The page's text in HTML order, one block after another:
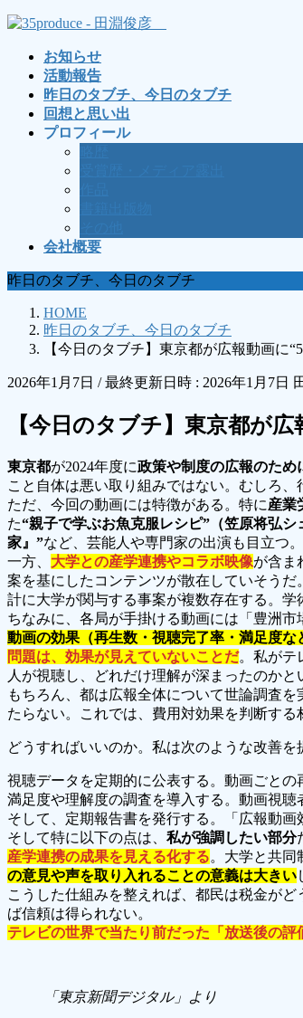
コ
ナ
お知らせ
活動報告
昨日のタブチ、今日のタブチ
回想と思い出
プロフィール
会社概要
昨日のタブチ、今日のタブチ
HOME
昨日のタブチ、今日のタブチ
【今日のタブチ】東京都が広報動画
2026年1月7日 / 最終更新日時 : 2026年1月7日
【今日のタブチ】東京都が
東京都が2024年度に政策や制度の広報のため
こと自体は悪い取り組みではない。むしろ
ただ、今回の動画には特徴がある。特に産業
た“親子で学ぶお魚克服レシピ”（笠原将弘シ
家』”など、芸能人や専門家の出演も目立つ。
一方、 大学との産学連携やコラボ映像が含ま
案を基にしたコンテンツが散在していそうだ
計に大学が関与する事案が複数存在する。
ちなみに、各局が手掛ける動画には「豊洲
動画の効果（再生数・視聴完了率・満足度な
問題は、効果が見えていないことだ。私がテ
人が視聴し、どれだけ理解が深まったのか
もちろん、都は広報全体について世論調査
たらない。これでは、費用対効果を判断する
どうすればいいのか。私は次のような改善を
視聴データを定期的に公表する。動画ごとの
満足度や理解度の調査を導入する。動画視聴
そして、定期報告書を発行する。「広報動
そして特に以下の点は、 私が強調したい部分
産学連携の成果を見える化する。大学と共同
の意見や声を取り入れることの意義は大きい
こうした仕組みを整えれば、都民は税金が
ば信頼は得られない。
テレビの世界で当たり前だった「放送後の
「東京新聞デジタル」より